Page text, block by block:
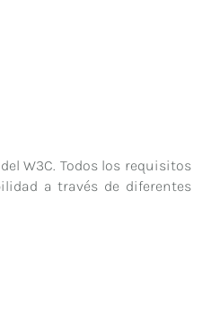
W3C. Todos los requisitos
a través de diferentes